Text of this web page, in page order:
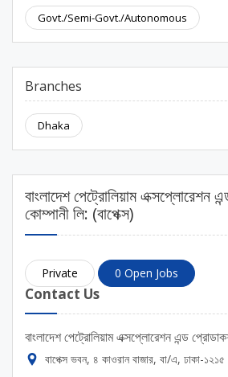
Govt./Semi-Govt./Autonomous
Branches
Dhaka
বাংলাদেশ পেট্রোলিয়াম এক্সপ্লোরেশন
কোম্পানী লি: (বাপেক্স)
Private 0 Open Jobs
Contact Us
বাংলাদেশ পেট্রোলিয়াম এক্সপ্লোরেশন এন্ড
বাপেক্স ভবন, ৪ কাওরান বাজার, বা/এ, ঢাকা-১২১৫